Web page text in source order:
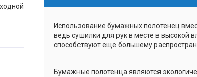
Использование бумажных полотенец
ведь сушилки для рук в месте в высокой
способствуют еще большему
Бумажные полотенца являются